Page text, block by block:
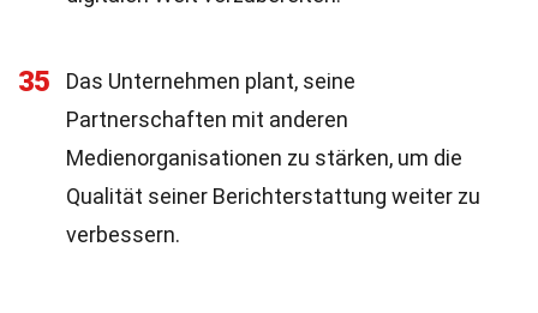
35
Das Unternehmen plant, seine
Partnerschaften mit anderen
Medienorganisationen zu stärken, um die
Qualität seiner Berichterstattung weiter zu
verbessern.